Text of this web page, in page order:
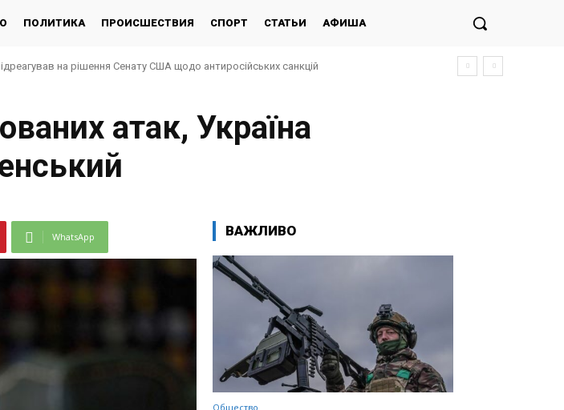
ПОЛИТИКА ПРОИСШЕСТВИЯ СПОРТ СТАТЬИ АФИША
на рішення Сенату США щодо антиросійських санкцій
атак, Україна
WhatsApp ВАЖЛИВО
Общество